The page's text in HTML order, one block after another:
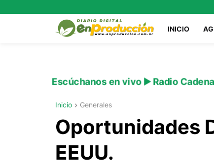
INICIO
Escúchanos en vivo ▶️ Radio
Inicio Generales
Oportunidades
EEUU.